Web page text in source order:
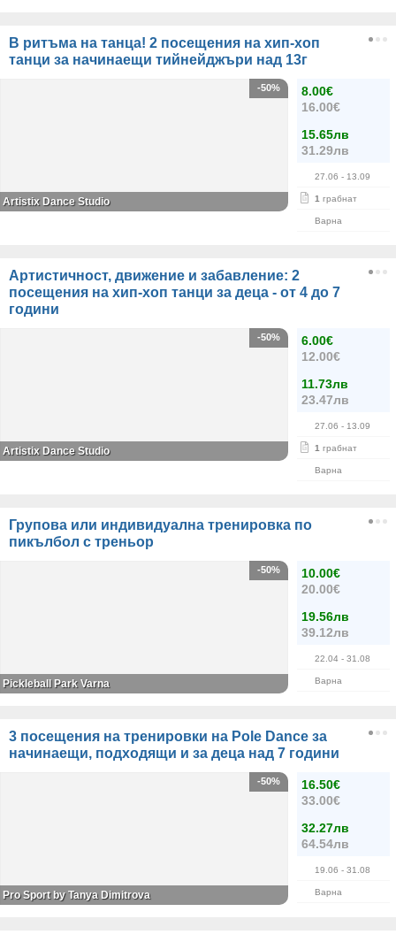
В ритъма на танца! 2 посещения на хип-хоп
танци за начинаещи тийнейджъри над 13г
8.00€
16.00€
15.65лв
31.29лв
27.06 - 13.09
1 грабнат
Варна
-50%
Artistix Dance Studio
Артистичност, движение и забавление: 2
посещения на хип-хоп танци за деца - от 4 до 7
години
6.00€
12.00€
11.73лв
23.47лв
27.06 - 13.09
1 грабнат
Варна
-50%
Artistix Dance Studio
Групова или индивидуална тренировка по
пикълбол с треньор
10.00€
20.00€
19.56лв
39.12лв
22.04 - 31.08
Варна
-50%
Pickleball Park Varna
3 посещения на тренировки на Pole Dance за
начинаещи, подходящи и за деца над 7 години
16.50€
33.00€
32.27лв
64.54лв
19.06 - 31.08
Варна
-50%
Pro Sport by Tanya Dimitrova